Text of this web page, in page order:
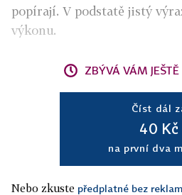
popírají. V podstatě jistý
výkonu.
ZBÝVÁ VÁM
Číst dál
40 Kč
na první dva
Nebo zkuste předplatné bez